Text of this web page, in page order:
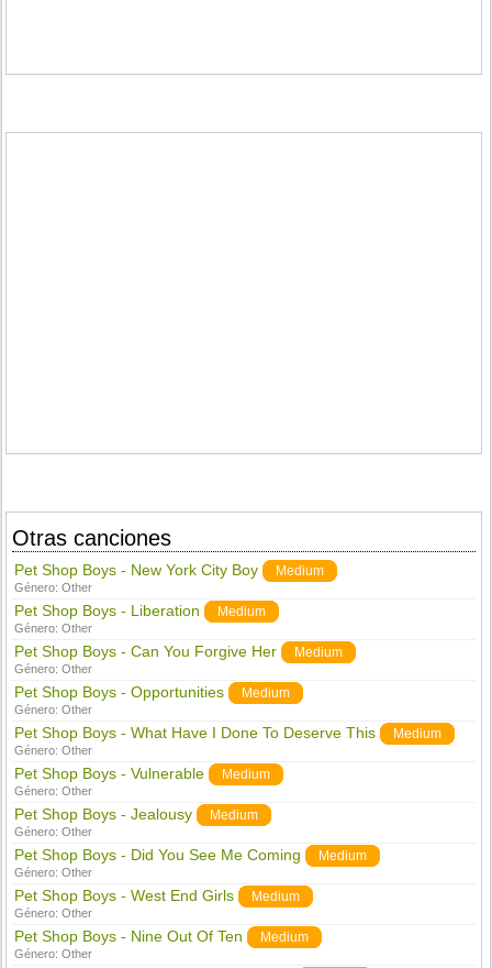
Otras canciones
Pet Shop Boys - New York City Boy Medium
Género:Other
Pet Shop Boys - Liberation Medium
Género:Other
Pet Shop Boys - Can You Forgive Her Medium
Género:Other
Pet Shop Boys - Opportunities Medium
Género:Other
Pet Shop Boys - What Have I Done To Deserve This Medium
Género:Other
Pet Shop Boys - Vulnerable Medium
Género:Other
Pet Shop Boys - Jealousy Medium
Género:Other
Pet Shop Boys - Did You See Me Coming Medium
Género:Other
Pet Shop Boys - West End Girls Medium
Género:Other
Pet Shop Boys - Nine Out Of Ten Medium
Género:Other